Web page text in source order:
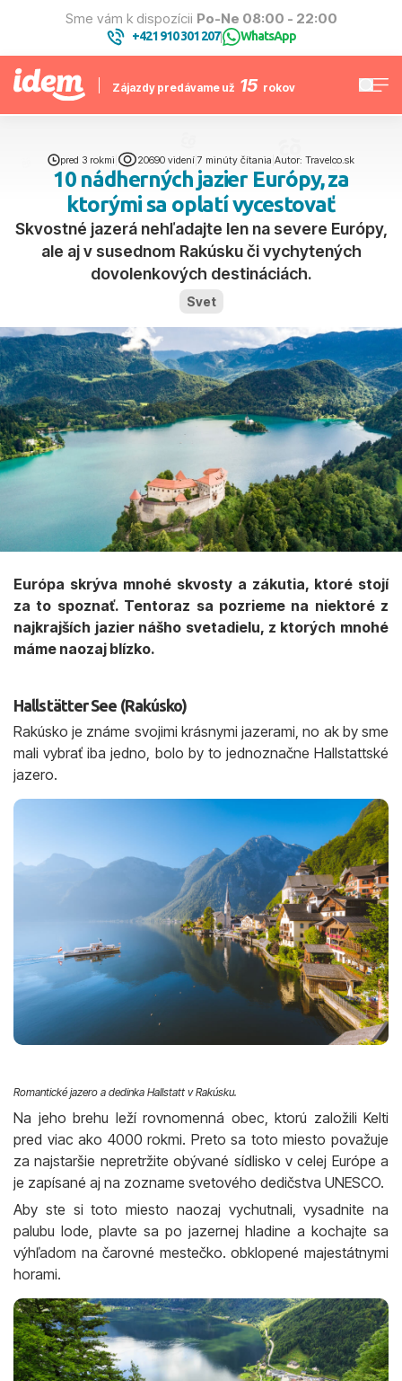
Sme vám k dispozícii Po-Ne 08:00 - 22:00
+421 910 301 207| WhatsApp
Zájazdy predávame už 15 rokov
pred 3 rokmi 20690 videní|7 minúty čítania Autor: Travelco.sk
10 nádherných jazier Európy, za
ktorými sa oplatí vycestovať
Skvostné jazerá nehľadajte len na severe Európy,
ale aj v susednom Rakúsku či vychytených
dovolenkových destináciách.
Svet
Európa skrýva mnohé skvosty a zákutia, ktoré stojí
za to spoznať. Tentoraz sa pozrieme na niektoré z
najkrajších jazier nášho svetadielu, z ktorých mnohé
máme naozaj blízko.
Hallstätter See (Rakúsko)
Rakúsko je známe svojimi krásnymi jazerami, no ak by sme
mali vybrať iba jedno, bolo by to jednoznačne Hallstattské
jazero.
Romantické jazero a dedinka Hallstatt v Rakúsku.
Na jeho brehu leží rovnomenná obec, ktorú založili Kelti
pred viac ako 4000 rokmi. Preto sa toto miesto považuje
za najstaršie nepretržite obývané sídlisko v celej Európe a
je zapísané aj na zozname svetového dedičstva UNESCO.
Aby ste si toto miesto naozaj vychutnali, vysadnite na
palubu lode, plavte sa po jazernej hladine a kochajte sa
výhľadom na čarovné mestečko. obklopené majestátnymi
horami.